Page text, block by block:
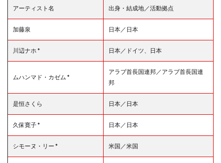
アーティスト名 出身・結成地／活動拠点
加藤泉 日本／日本
川辺ナホ * 日本／ドイツ、日本
ムハンマド・カゼム *
アラブ首長国連邦／アラブ首長国連
邦
是恒さくら 日本／日本
久保寛子 * 日本／日本
シモーヌ・リー * 米国／米国